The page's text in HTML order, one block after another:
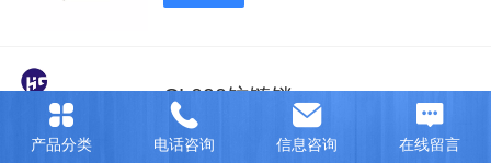
CL090铰链锁
电话咨询
产品分类 电话咨询 信息咨询 在线留言